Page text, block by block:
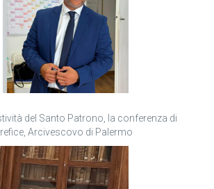
del Santo Patrono, la conferenza di
Arcivescovo di Palermo